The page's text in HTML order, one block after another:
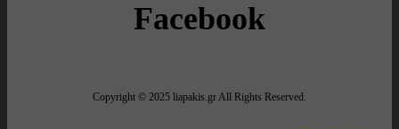
Facebook
Copyright © 2025 liapakis.gr All Rights Reserved.